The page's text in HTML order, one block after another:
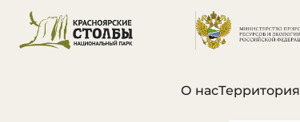
О насТерритория